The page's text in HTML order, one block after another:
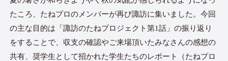
たころ、たねプロのメンバーが再び諏訪に集いました。今回
の主な目的は「諏訪のたねプロジェクト第1話」の振り返り
をすることで、収支の確認やご来場頂いたみなさんの感想の
共有、奨学生として招かれた学生たちのレポート（たねプロ